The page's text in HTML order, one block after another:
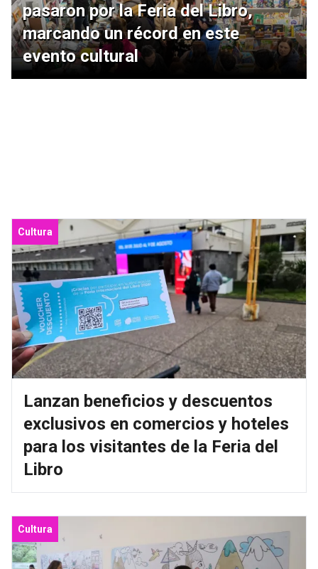
pasaron por la Feria del Libro,
marcando un récord en este
evento cultural
Cultura
Lanzan beneficios y descuentos
exclusivos en comercios y hoteles
para los visitantes de la Feria del
Libro
Cultura